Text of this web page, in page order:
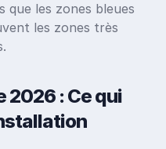
que les zones bleues
les zones très
2026 : Ce qui